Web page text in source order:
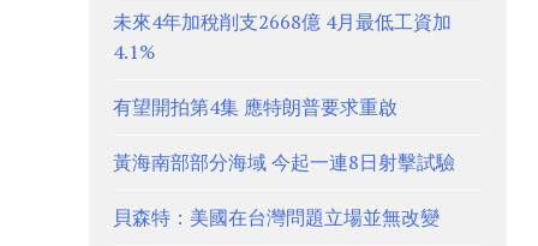
未來4年加稅削支2668億 4月最低工資加
4.1%
有望開拍第4集 應特朗普要求重啟
黃海南部部分海域 今起一連8日射擊試驗
貝森特：美國在台灣問題立場並無改變